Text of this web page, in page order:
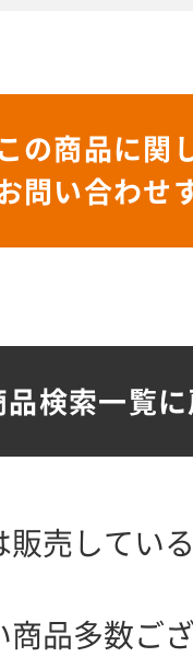
この商品に関
問い合わせ
品検索一覧
販売してい
商品多数ご